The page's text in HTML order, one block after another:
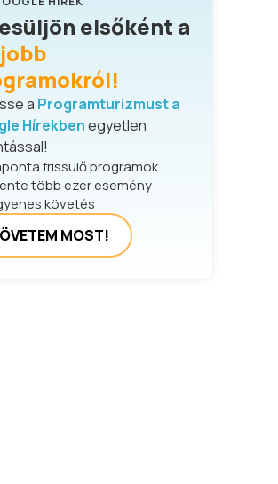
elsőként a
a Programturizmust a
Hírekbenegyetlen
frissülő programok
több ezer esemény
követés
MOST!